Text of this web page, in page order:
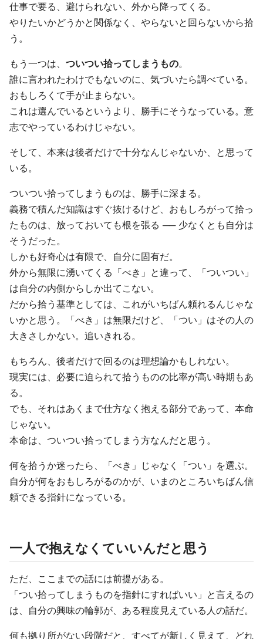
仕事で要る、避けられない、外から降ってくる。
やりたいかどうかと関係なく、やらないと回らないから拾
う。
もう一つは、 ついつい拾ってしまうもの。
誰に言われたわけでもないのに、気づいたら調べている。
おもしろくて手が止まらない。
これは選んでいるというより、勝手にそうなっている。意
志でやっているわけじゃない。
そして、本来は後者だけで十分なんじゃないか、と思って
いる。
ついつい拾ってしまうものは、勝手に深まる。
義務で積んだ知識はすぐ抜けるけど、おもしろがって拾っ
たものは、放っておいても根を張る ── 少なくとも自分は
そうだった。
しかも好奇心は有限で、自分に固有だ。
外から無限に湧いてくる「べき」と違って、「ついつい」
は自分の内側からしか出てこない。
だから拾う基準としては、これがいちばん頼れるんじゃな
いかと思う。「べき」は無限だけど、「つい」はその人の
大きさしかない。追いきれる。
もちろん、後者だけで回るのは理想論かもしれない。
現実には、必要に迫られて拾うものの比率が高い時期もあ
る。
でも、それはあくまで仕方なく抱える部分であって、本命
じゃない。
本命は、ついつい拾ってしまう方なんだと思う。
何を拾うか迷ったら、「べき」じゃなく「つい」を選ぶ。
自分が何をおもしろがるのかが、いまのところいちばん信
頼できる指針になっている。
一人で抱えなくていいんだと思う
ただ、ここまでの話には前提がある。
「つい拾ってしまうものを指針にすればいい」と言えるの
は、自分の興味の輪郭が、ある程度見えている人の話だ。
何も拠り所がない段階だと、すべてが新しく見えて、どれ